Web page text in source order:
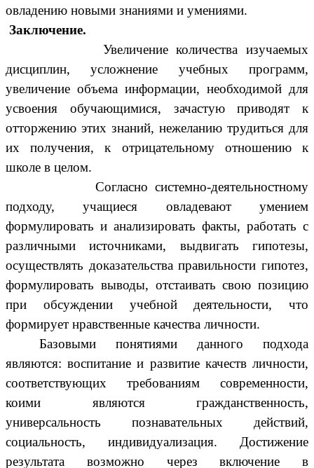
овладению новыми знаниями и умениями.
Заключение.
Увеличение количества изучаемых
дисциплин, усложнение учебных программ,
увеличение объема информации, необходимой для
усвоения обучающимися, зачастую приводят к
отторжению этих знаний, нежеланию трудиться для
их получения, к отрицательному отношению к
школе в целом.
Согласно системно-деятельностному
подходу, учащиеся овладевают умением
формулировать и анализировать факты, работать с
различными источниками, выдвигать гипотезы,
осуществлять доказательства правильности гипотез,
формулировать выводы, отстаивать свою позицию
при обсуждении учебной деятельности, что
формирует нравственные качества личности.
Базовыми понятиями данного подхода
являются: воспитание и развитие качеств личности,
соответствующих требованиям современности,
коими являются гражданственность,
универсальность познавательных действий,
социальность, индивидуализация. Достижение
результата возможно через включение в